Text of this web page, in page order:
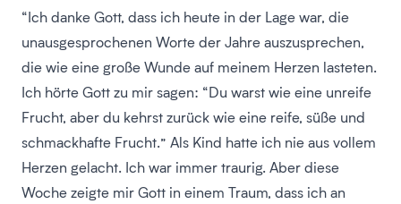
“Ich danke Gott, dass ich heute in der Lage war, die
unausgesprochenen Worte der Jahre auszusprechen,
die wie eine große Wunde auf meinem Herzen lasteten.
Ich hörte Gott zu mir sagen: “Du warst wie eine unreife
Frucht, aber du kehrst zurück wie eine reife, süße und
schmackhafte Frucht.” Als Kind hatte ich nie aus vollem
Herzen gelacht. Ich war immer traurig. Aber diese
Woche zeigte mir Gott in einem Traum, dass ich an